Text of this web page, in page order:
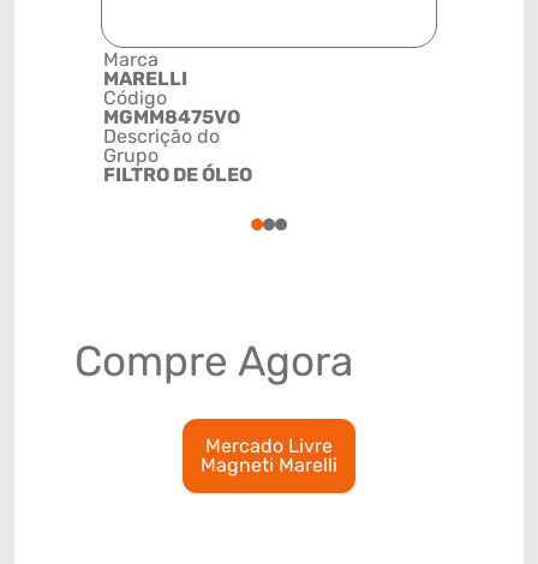
Marca
MARELLI
Código
MGMM8475VO
Descrição do
Grupo
FILTRO DE ÓLEO
123
Compre Agora
Mercado Livre
Magneti Marelli